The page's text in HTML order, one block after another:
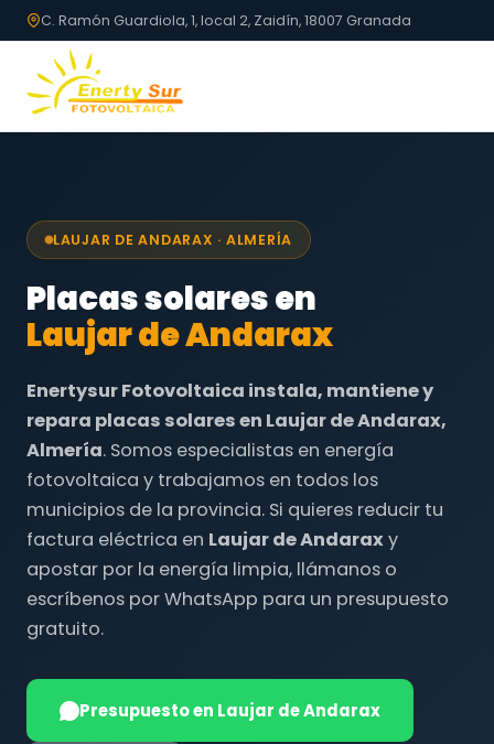
C. Ramón Guardiola, 1, local 2, Zaidín, 18007 Granada
LAUJAR DE ANDARAX · ALMERÍA
Placas solares en
Laujar de Andarax
Enertysur Fotovoltaica instala, mantiene y
repara placas solares en Laujar de Andarax,
Almería. Somos especialistas en energía
fotovoltaica y trabajamos en todos los
municipios de la provincia. Si quieres reducir tu
factura eléctrica en Laujar de Andaraxy
apostar por la energía limpia, llámanos o
escríbenos por WhatsApp para un presupuesto
gratuito.
Presupuesto en Laujar de Andarax